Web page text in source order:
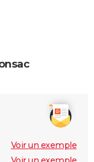
Voir un exemple